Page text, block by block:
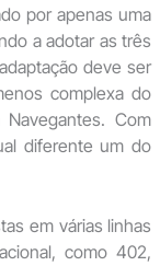
por apenas uma
a adotar as três
deve ser
complexa do
Com
diferente um do
em várias linhas
como 402,